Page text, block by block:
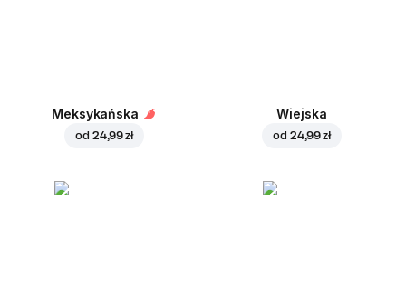
Meksykańska
od 24,99 zł
Wiejska
od 24,99 zł